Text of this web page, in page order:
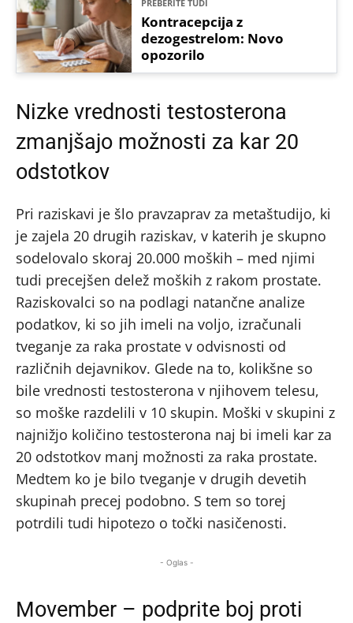
PREBERITE TUDI
Kontracepcija z
dezogestrelom: Novo
opozorilo
Nizke vrednosti testosterona
zmanjšajo možnosti za kar 20
odstotkov
Pri raziskavi je šlo pravzaprav za metaštudijo, ki
je zajela 20 drugih raziskav, v katerih je skupno
sodelovalo skoraj 20.000 moških – med njimi
tudi precejšen delež moških z rakom prostate.
Raziskovalci so na podlagi natančne analize
podatkov, ki so jih imeli na voljo, izračunali
tveganje za raka prostate v odvisnosti od
različnih dejavnikov. Glede na to, kolikšne so
bile vrednosti testosterona v njihovem telesu,
so moške razdelili v 10 skupin. Moški v skupini z
najnižjo količino testosterona naj bi imeli kar za
20 odstotkov manj možnosti za raka prostate.
Medtem ko je bilo tveganje v drugih devetih
skupinah precej podobno. S tem so torej
potrdili tudi hipotezo o točki nasičenosti.
- Oglas -
Movember – podprite boj proti